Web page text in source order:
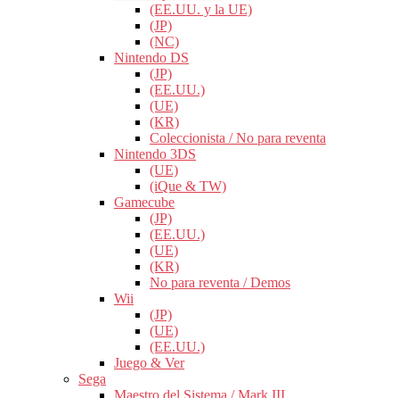
(EE.UU. y la UE)
(JP)
(NC)
Nintendo DS
(JP)
(EE.UU.)
(UE)
(KR)
Coleccionista / No para reventa
Nintendo 3DS
(UE)
(iQue & TW)
Gamecube
(JP)
(EE.UU.)
(UE)
(KR)
No para reventa / Demos
Wii
(JP)
(UE)
(EE.UU.)
Juego & Ver
Sega